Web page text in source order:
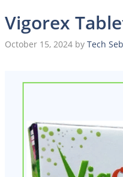
Vigorex Tablet
October 15, 2024 by Tech